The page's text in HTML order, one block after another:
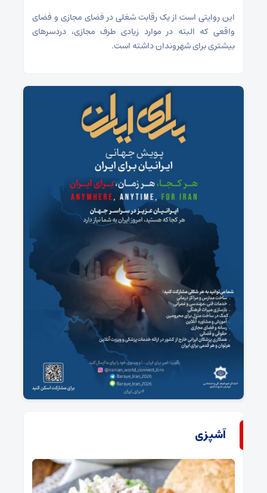
این روایتی است از یک رقابت شغلی در فضای مجازی و فضای
واقعی که البته در موارد زیادی طرف مجازی، دردسرهای
بیشتری برای شهروندان داشته است.
آشپزی